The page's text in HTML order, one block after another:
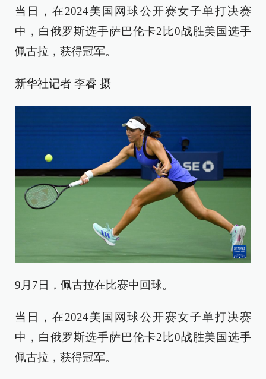
当日，在2024美国网球公开赛女子单打决赛
中，白俄罗斯选手萨巴伦卡2比0战胜美国选手
佩古拉，获得冠军。
新华社记者 李睿 摄
9月7日，佩古拉在比赛中回球。
当日，在2024美国网球公开赛女子单打决赛
中，白俄罗斯选手萨巴伦卡2比0战胜美国选手
佩古拉，获得冠军。